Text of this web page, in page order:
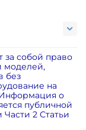
собой право
моделей,
без
на
Информация о
публичной
2 Статьи